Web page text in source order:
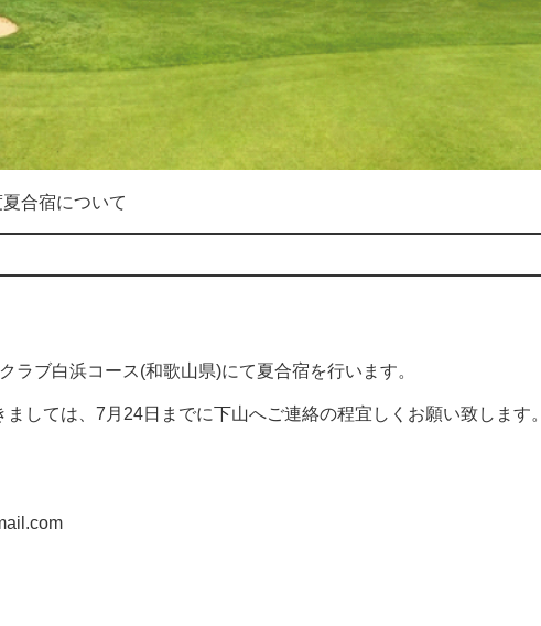
合宿について
ブ白浜コース(和歌山県)にて夏合宿を行います。
しては、7月24日までに下山へご連絡の程宜しくお願い致します。